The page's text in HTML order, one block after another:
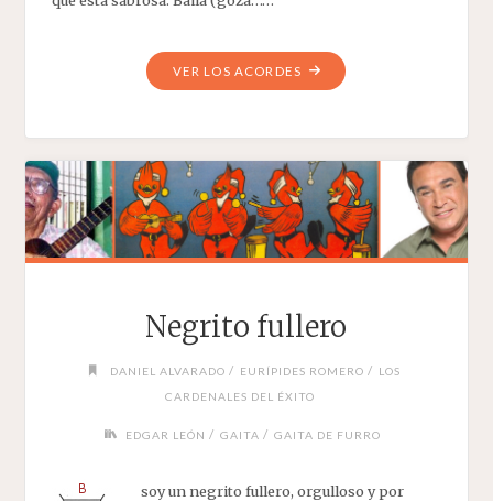
VER LOS ACORDES"TRIGUEÑA
Negrito fullero
DANIEL ALVARADO / EURÍPIDES ROMERO / LOS
CARDENALES DEL ÉXITO
EDGAR LEÓN / GAITA / GAITA DE FURRO
soy un negrito fullero, orgulloso y por